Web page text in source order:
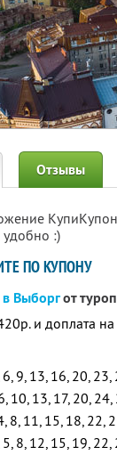
Отзывы
удобно :)
ПО КУПОНУ
Выборгот
и доплата
9, 13, 16, 20, 23,
10, 13, 17, 20, 24,
8, 11, 15, 18, 22,
5, 8, 12, 15, 19, 22,